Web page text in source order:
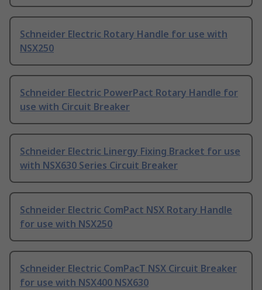
Schneider Electric Rotary Handle for use with
NSX250
Schneider Electric PowerPact Rotary Handle for
use with Circuit Breaker
Schneider Electric Linergy Fixing Bracket for use
with NSX630 Series Circuit Breaker
Schneider Electric ComPact NSX Rotary Handle
for use with NSX250
Schneider Electric ComPacT NSX Circuit Breaker
for use with NSX400 NSX630